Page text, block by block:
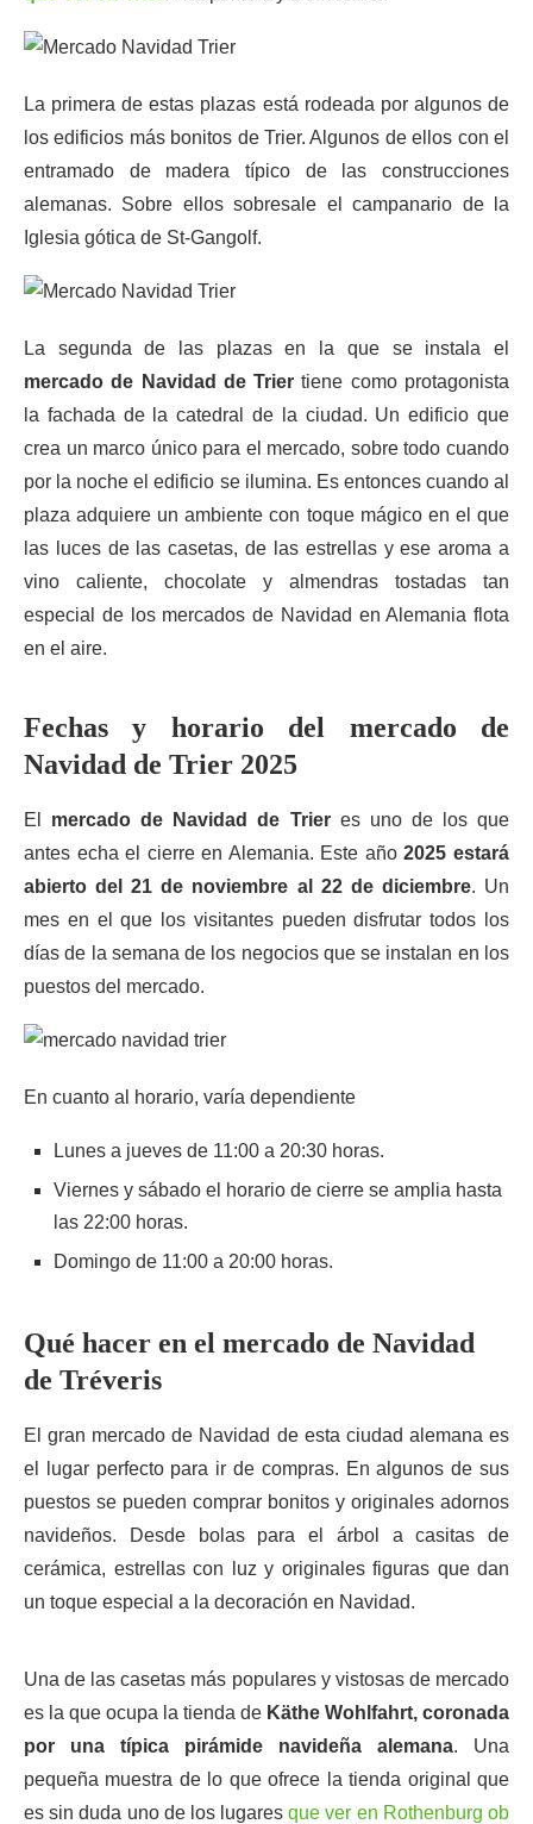
La primera de estas plazas está rodeada por algunos de
los edificios más bonitos de Trier. Algunos de ellos con el
entramado de madera típico de las construcciones
alemanas. Sobre ellos sobresale el campanario de la
Iglesia gótica de St-Gangolf.
La segunda de las plazas en la que se instala el
mercado de Navidad de Trier tiene como protagonista
la fachada de la catedral de la ciudad. Un edificio que
crea un marco único para el mercado, sobre todo cuando
por la noche el edificio se ilumina. Es entonces cuando al
plaza adquiere un ambiente con toque mágico en el que
las luces de las casetas, de las estrellas y ese aroma a
vino caliente, chocolate y almendras tostadas tan
especial de los mercados de Navidad en Alemania flota
en el aire.
Fechas y horario del mercado de
Navidad de Trier 2025
El mercado de Navidad de Trieres uno de los que
antes echa el cierre en Alemania. Este año2025 estará
abierto del 21 de noviembre al 22 de diciembre. Un
mes en el que los visitantes pueden disfrutar todos los
días de la semana de los negocios que se instalan en los
puestos del mercado.
En cuanto al horario, varía dependiente
Lunes a jueves de 11:00 a 20:30 horas.
Viernes y sábado el horario de cierre se amplia hasta
las 22:00 horas.
Domingo de 11:00 a 20:00 horas.
Qué hacer en el mercado de Navidad
de Tréveris
El gran mercado de Navidad de esta ciudad alemana es
el lugar perfecto para ir de compras. En algunos de sus
puestos se pueden comprar bonitos y originales adornos
navideños. Desde bolas para el árbol a casitas de
cerámica, estrellas con luz y originales figuras que dan
un toque especial a la decoración en Navidad.
Una de las casetas más populares y vistosas de mercado
es la que ocupa la tienda de Käthe Wohlfahrt, coronada
por una típica pirámide navideña alemana. Una
pequeña muestra de lo que ofrece la tienda original que
es sin duda uno de los lugaresque ver en Rothenburg ob